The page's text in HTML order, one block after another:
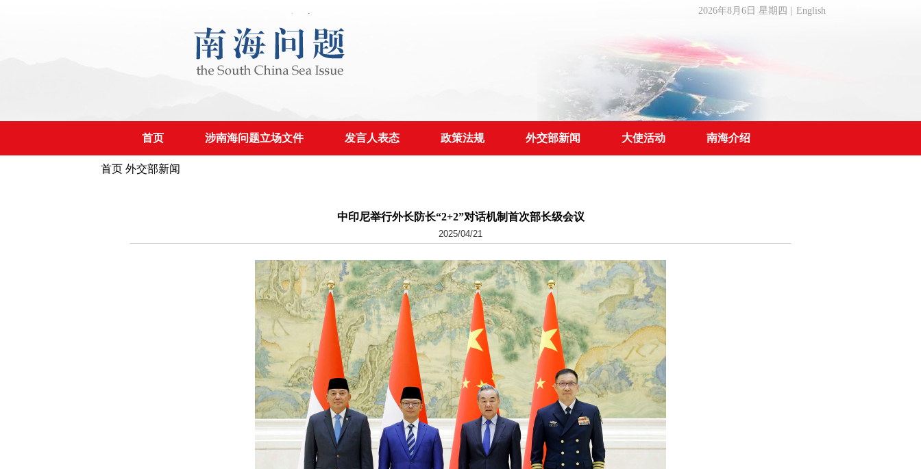
2026年8月6日 星期四 English
首页 涉南海问题立场文件 发言人表态 政策法规 外交部新闻 大使活动 南海介绍
首页 外交部新闻
中印尼举行外长防长“2+2”对话机制首次部长级会议
2025/04/21